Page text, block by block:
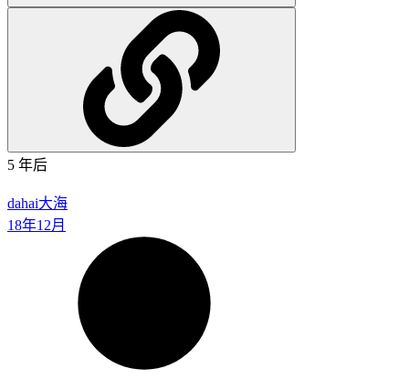
5 年后
dahai大海
18年12月